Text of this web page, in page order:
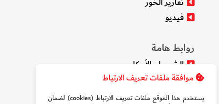
موافقة ملفات تعريف الارتباط
يستخدم هذا الموقع ملفات تعريف الارتباط (cookies) لضمان
فيديو
روابط هامة
الشروط والأحكام
سياسة الخصوصية
من نحن